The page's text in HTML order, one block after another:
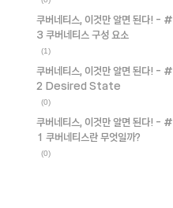
쿠버네티스, 이것만 알면 된다! - #
3 쿠버네티스 구성 요소
(1)
쿠버네티스, 이것만 알면 된다! - #
2 Desired State
(0)
쿠버네티스, 이것만 알면 된다! - #
1 쿠버네티스란 무엇일까?
(0)